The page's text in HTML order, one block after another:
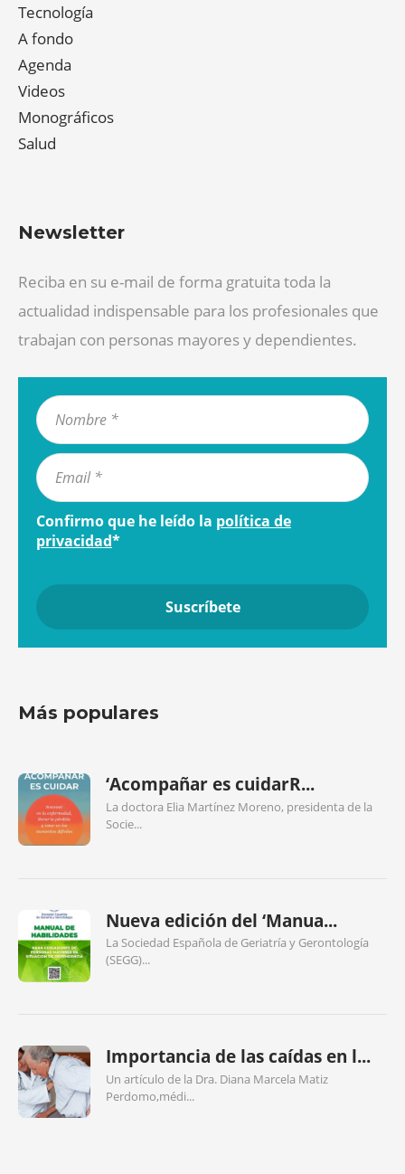
Tecnología
A fondo
Agenda
Videos
Monográficos
Salud
Newsletter
Reciba en su e-mail de forma gratuita toda la
actualidad indispensable para los profesionales que
trabajan con personas mayores y dependientes.
Confirmo que he leído la política de
privacidad*
Más populares
‘Acompañar es cuidarR...
La doctora Elia Martínez Moreno, presidenta de la
Socie...
Nueva edición del ‘Manua...
La Sociedad Española de Geriatría y Gerontología
(SEGG)...
Importancia de las caídas en l...
Un artículo de la Dra. Diana Marcela Matiz
Perdomo,médi...